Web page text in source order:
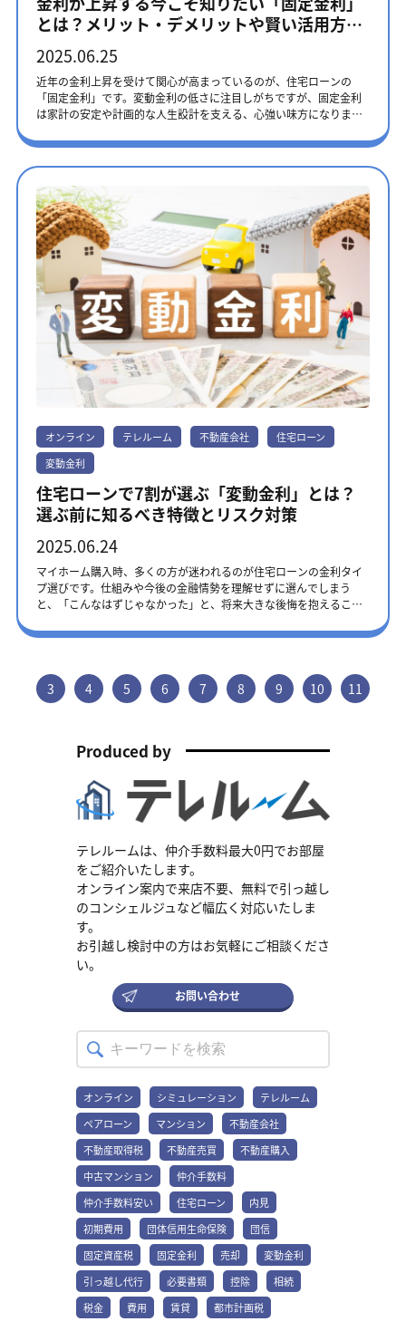
路や主要な道路を塞いでしまう可能性のある、旧耐震基準で建てら
れた一定規模以上の建物です。 リフォーム促進税制を利用するに
満たし、市区町村の窓口に所定の申請を行う必要があります。 参
考：リフォーム促進税制（所得税・固定資産税）について | 国土交
通省 まとめ 固定資産税は、土地や建物を所有する人が毎年納める税
金です。毎年1月1日時点の所有者に課税されます。通常5月頃に届い
た納税通知書に基づき、4期に分けて支払うことが一般的です。 固定
資産税の金額は「固定資産税評価額 × 税率（原則1.4%）」で算出
標準の特例や新築住宅にかかる減額措置などを利用すると、税金の
負担を軽減できます。 もし固定資産税の支払額が高く、不動産の売
却を考えているならば、高く売るためにも不動産のプロに相談しま
しょう。 不動産売却ならテレルームがおすすめ 不動産売却は、固定
資産税やその他の税金、法的な手続きなど、複雑な要素が絡みま
す。もし安心して不動産を売却したいと考えているなら、プロフェ
ッショナルであるテレルームにご相談ください。 テレルームは、不
動産売却に関する知識がない方に対しても、0からサポートします。
実績が豊富な担当者が、あなたの売却に最初から最後まで併走して
くれるため、不安なく手続きを進められるでしょう。 固定資産税を
はじめとした売却にかかる税金はもちろん、売却のタイミングや価
格設定、契約手続きなどもご相談可能です。 まずは話を聞いてみる
ローンの借り換え・売却など、冷静な判断が求められるため、精神
的なご負担が大きくなる可能性があります。 売却や賃貸には「二人
の合意」が絶対条件に 将来、転勤などで住まいを売却したり、賃貸
に出したりする際には、必ずお二人の合意が必要です。共有名義の
不動産は、どちらか一方の意思だけでは手続きできません。 「ペア
ローン」「収入合算」「連帯債務」の違いを比較 ご夫婦でローンを
組む方法は、ペアローンだけではありません。ご家庭の状況によっ
較して検討しましょう。 項目ペアローン収入合算（連帯保証型）収
入合算（連帯債務型）ローン契約数2本1本1本住宅ローン減税夫婦
る）団信加入夫婦それぞれ主債務者のみ主債務者のみ（金融機関に
よる）諸費用2本分1本分1本分特徴二人分の節税効果と保障が魅
力。ただし諸費用と将来のリスク管理が必要。手続きはシンプルだ
が、合算者の保障と節税メリットがない。保障面で不安が残る場合
も。フラット35で主流の方式。 テレルームでは、お客様の状況や価
値観を丁寧にお伺いし、最適な選択肢をご提案いたします。いつで
もお気軽にご相談ください。まずは話を聞いてみる 申し込みから契
約まで！ペアローンのステップと必要書類 ペアローンの審査の流れ
や必要書類を事前に把握し、スムーズに申し込みの準備を進めまし
ょう。審査は、ご夫婦それぞれが個別に受け、お二人とも審査に通
る必要があります。 事前審査からご契約まで ・ステップ1：購入し
たい物件が決まったら、まずは金融機関に事前審査（仮審査）を申
し込みます。年収や物件価格が、借入可能額の目安を判断するため
の基準です。・ステップ2：事前審査にお二人とも通過したら、不動
産会社と物件の売買契約を結びます。・ステップ3：売買契約書など
の正式な書類を揃えて、本審査に進みます。ここでも、それぞれ申
し込みが必要です。・ステップ4：本審査に通過すると、金融機関と
の契約です。ペアローンはローン契約が2本になるため、それぞれが
契約手続きを行います。・ステップ5：契約内容にもとづいて融資金
が支払われ、物件の購入代金を決済します。登記手続きが完了すれ
ば、いよいよマイホームの引き渡しです。 二人分必要！準備すべき
書類リスト 基本的には単独ローンと同じですが、以下の書類がそれ
ぞれ必要になります。・本人確認書類（運転免許証、パスポートな
ど）・収入証明書類（源泉徴収票、確定申告書など）・住民票、印
鑑証明書・物件に関する書類（売買契約書、重要事項説明書な
ど）・その他、金融機関指定の書類 ペアローンの活用で理想の住ま
択肢です。借入可能額の増加や節税効果、二重の保障など、単独ロ
ンスやキャリアプラン、将来のライフイベントを考慮し、慎重に比
較検討することが大切です。 ペアローンのご相談は、ぜひテレルー
いただきます。お二人が心から納得してマイホームの夢を叶えられ
るようサポートいたしますので、どのようなことでもお気軽にご相
談ください。まずは話を聞いてみる
しで特約が付くなど、競争力のある魅力的な商品を多く提供。少し
でもお得に、手厚い保障を付けたい方。地方銀行地域に根差した独
域でのつながりや、きめ細やかなサポートを求める方。 住宅購入は
団信のほかに、金利タイプも選ぶ必要があります。「変動金利」
「固定金利」の仕組みや特徴を知りたい方は、ぜひこちらの記事も
ご覧ください。▶住宅ローンで7割が選ぶ「変動金利」とは？ 選ぶ
「固定金利」とは？メリット・デメリットや賢い活用方法を解説！
なメリットがあります。 金利上乗せで支払いの手間が少ない 特約保
険料は住宅ローン金利に上乗せされる形で、毎月の返済額と一緒に
引き落とされます。別途保険料を支払う手間がなく、払い忘れの心
配もありません。 面倒な年末調整は一切不要 団信の保険料は生命保
険料控除の対象外です。一見デメリットのように感じますが、年末
調整や確定申告で保険料を申告をする手間がかかりません。 ローン
残高に応じた無駄のない保障額 保障額がローン残高と連動するた
め、常に無駄のない保障額が設定されます。保障を厚くしすぎて、
必要以上の保険料を支払うことがありません。 生命保険の見直しで
保険料を削減できる 団信があれば住宅費という大きな固定費の備え
が得られるため、他の保険を見直して月々の保険料を減らせます。
生命保険に加入している場合の「死亡保障額」は、保障が重複する
ため、特に見直したい項目です。テレルームでは、住宅購入の物件
選びから資金計画まで、不動産のプロがサポートいたします。お気
たい団信の4つの落とし穴 メリットの多い団信ですが、加入前に知
っておきたい注意点もあります。 健康状態による加入制限 団信は生
命保険の一種で、加入には健康状態の告知が必要です。持病や既往
歴によっては加入できないことや、通常より保険料の高い「引受条
件緩和型」の団信しか利用できない場合があります。 借り換えで保
障が消えるリスク 団信は、住宅ローンに紐づいた保険です。将来、
し、新しいローンで再び団信の加入審査を受ける必要があります。
そのときの健康状態によっては、新しい団信に加入できず、借り換
えができない場合もあります。 保障はローン完済と同時に終了 住宅
ローンを完済すると、団信の保障も同時に終了します。老後の死亡
保障などが必要であれば、団信とは別に自身での加入手続きが必要
です。 途中での解約・変更は原則不可 一度加入した団信は、原則と
慎重に選びましょう。 団信を活用した賢い保険設計のポイント 団信
を中心に賢く保険設計をし、ご家族の今と未来に、本当に必要な保
ましょう。高額になりがちな「死亡保障」は、必要最低限（葬儀費
用やお子様の教育費の不足分など）まで減額できる可能性がありま
す。その分、病気やケガに備える「医療保険」や、働けなくなった
ときの収入を補う「就業不能保険」「所得補償保険」を手厚くする
など、保障のバランスを見直せます。 ライフステージ別の活用戦略 •
新婚夫婦これから妊娠や出産を迎えると、一時的に収入が減ること
も考えられます。産休・育休中も安心して暮らせる保障内容を選
び、将来の家計の変化に備えましょう。• 子育て世代お子様の教育費
の負担が大きくなる時期は、「3大疾病保障付き団信」のように、保
障範囲の広いプランがおすすめです。万が一のことがあっても住宅
ローンが完済されるため、ご家族は今の家に住み続けながら、教育
費に資金を回せます。• 40代以降年齢とともに健康状態が変化し、新
しい団信への加入が難しくなる可能性があります。将来を見据え、
今のうちに保障内容を慎重に検討しておくことが大切です。テレル
ームでは、あなたに合った団信選びを不動産のプロがサポートいた
します。お悩みの方は、ぜひご相談ください。まずは話を聞いてみ
務違反」と判断され、万が一のときに保険金が支払われないことが
あります。ご自身の健康状態で少しでも気になることがあれば、自
己判断はせず、必ず正直かつ正確に伝えましょう。□ 保障の条件は
「診断されたら？」それとも「特定の状態が続いたら？」同じ病気
の保障でも、「医師の診断が確定した時点」で支払われるのか、
「入院や特定の症状が一定期間続いた後」で支払われるのかでは、
受け取れるタイミングや条件が大きく異なります。パンフレットや
契約のしおりをよく読み、保障が受けられるタイミングを確認して
おくことが大切です。□ 将来、借り換えや繰り上げ返済する可能性
は？ご自身のライフプランと照らし合わせて、以下の2点も考えてみ
ましょう。・将来、借り換えを考えているなら…借り換えの際は、
団信も再加入が必要です。そのときの健康状態によっては新しい団
信に加入できないリスクがあります。・将来、繰り上げ返済を考え
ているなら…手厚い保障は、毎月の返済額（金利）に上乗せされま
す。短期間で完済すると、保障期間が短いにもかかわらず高い保険
料を払うことになり、割高になる可能性があります。 安心の住宅購
入は適切な団信選びから！ 団体信用生命保険（団信）は、万が一の
リスクから大切なご家族と住まいを守るためのセーフティネットで
払い、スマートフォン決済アプリを利用した支払いに対応していま
す。ただし、クレジットカード払いは、別途手数料がかかるケース
がほとんどです。 不動産取得税の支払いを忘れてしまったときの対
処法 もし支払い期限を過ぎてしまったことに気づいたら、できるだ
け早く税事務所に連絡を入れましょう。支払い期限を過ぎても、改
めて納付書を送ってくれたり、支払い方法について相談に乗ってく
れたりする場合があります。支払い期限を過ぎてしまうと、延滞税
年7.3％、以降は年14.6％です。不動産取得税の支払いを放置する
入をサポート 不動産購入には、不動産取得税以外にもさまざまな税
金が関わってきます。もし複雑な制度や税制に不安を感じる場合
は、テレルームをご利用ください。テレルームは、物件探しから契
約、そして税金に関するアドバイスまで、専門知識を持つ担当者が
サポートしてくれるため、安心して不動産購入を進められます。専
門知識が必要な場面でも、テレルームの担当者が的確なアドバイス
を提供してくれるでしょう。不動産購入は一生に一度の大きな買い
物です。分からないことや不安なことがあれば、プロのサポートを
検討してみてください。 まずは話を聞いてみる 不動産取得税の軽減
措置 不動産取得税は、軽減措置を利用して税負担を軽減できます。
軽減措置を利用する要件は、新築住宅と中古住宅によって異なりま
新築住宅の不動産取得税の軽減措置は、建物と土地で要件と軽減額
が異なります。それぞれの要件と軽減額を見ていきましょう。 建物
ためには、以下の要件を満たす必要があります。 ・個人の居住用の
家屋である・床面積が50㎡以上240㎡以下である なお、戸建以外の
貸家住宅の場合、床面積の最低面積は40㎡です。 上記の要件を満た
す新築住宅は、建物の課税標準額から1,200万円、長期優良住宅は
1,300万円が控除されます。長期優良住宅とは、長期にわたり良好な
状態で使用するために、劣化対策やバリアフリーなどの措置が講じ
場合、新築住宅の種類によって土地の要件は異なります。<新築住宅
と土地を取得した場合の要件>2026年3月31日までに新築住宅を建て
た土地に軽減措置を利用したいときは、以下の要件を満たす必要が
あります。 ・不動産取得税の軽減を受ける新築住宅用の土地である
の取得者が敷地を取得する日前1年以内に住宅を新築したなお100区
場合にも軽減措置を利用できます。<未使用の新築住宅と土地を取得
した場合の要件>また新築の土地付建売住宅や新築分譲マンションな
未使用の新築住宅（新築後1年以内）と土地を同一の人が取得する
・不動産取得税の軽減措置を受ける未使用の新築住宅を、土地を取
得した日から1年以内に、または土地を取得する日前1年以内に土地
の取得者が取得する なお、新築の建物と土地を同時に取得した場合
も適用されます。新築の住宅が建てられた土地の税額計算時には、
あたりの価格×住宅の床面積の2倍×3% なお住宅の床面積は最大
200㎡と定められています。 不動産取得税の軽減措置が受けられる
中古住宅の要件と軽減額 中古住宅も新築住宅と同様に、建物と土地
で軽減措置の要件と軽減額が異なります。不動産取得税を納税する
前に、要件を満たしているか確認しましょう。 建物の要件と軽減額
要件は新築住宅と同様に、床面積が50㎡以上240㎡以下で、個人の
居住用であることです。中古住宅に限り、以下のうちいずれかの要
件も追加で満たさなければなりません。・1982年1月1日以降に新築
された住宅を取得した ・建築士等の証明書により、新耐震基準に適
合していることが証明されている住宅を取得した 証明書は、住宅の
取得日より前2年以内に調査を行ったものに限ります。中古住宅は、
る金額が変わります。東京都内にある建物の控除される金額は、以
下の通りです。 新築されたタイミング 控除額 1981年7月1日～1985
年4月1日～1997年3月31日 1,000万円 1997年4月1日以降 1,200万円
参考：不動産取得税 | 東京都主税局 土地の要件と軽減額 中古住宅の
土地の要件は、土地を取得した日から1年以内、または土地を取得す
る日前1年以内に、軽減措置を受ける中古住宅用の土地の取得者が取
得することです。土地の税額の計算において、新築住宅と同様にい
ずれか高い方を控除する軽減措置が適用されます。・45,000円 ・土
地1㎡あたりの価格×住宅の床面積の2倍×3%中古マンションの購入
を考えている方は、こちらの記事をご覧ください。 中古マンション
購入で失敗しない完全ガイド｜メリット・デメリットから賢い資金
計画、内見のポイントまで徹底解説 不動産取得税の軽減措置を利用
在する都道府県の税事務所にご自身で申告する必要があります。申
告するときの必要書類は、不動産の登記簿謄本や住民票、納税通知
書などです。期限が定められているケースが多く、納税通知書が届
いたら、速やかに手続きを進めましょう。もし手続きに不安がある
とは？メリット・デメリットや賢い活用方法
を解説！
2025.06.25
近年の金利上昇を受けて関心が高まっているのが、住宅ローンの
「固定金利」です。変動金利の低さに注目しがちですが、固定金利
は家計の安定や計画的な人生設計を支える、心強い味方になりま
めのポイントをご紹介します。金利タイプにお悩みの方は、ぜひ最
後までお読みください。 本記事に掲載の内容は、2025年6月時点の
融機関のホームページなどで最新情報をご確認ください。 なぜ今
「固定」が賢い選択なのか 住宅ローンで固定金利を選ぶ方の割合は
2割程度ですが、現在その価値が高まっています。日本は30年以上続
いた低金利の時代が終わりを迎え、金利が上昇傾向にあるためで
す。 出典：住宅金融支援機構｜住宅ローン利用者の実態調査結果 ＜
住宅ローン利用者調査（2024年10月調査）＞変動金利が、現在の低
金利の恩恵を受ける代わりに将来の金利変動リスクを負う「後払
い」の仕組みであるのに対し、固定金利は、将来の金利上昇という
不確実なリスクに備える「先払い」の仕組みです。「変動金利」の
仕組みや特徴を知りたい方は、ぜひこちらの記事もご覧ください。
▶住宅ローンで7割が選ぶ「変動金利」とは？ 選ぶ前に知るべき特
徴とリスク対策 固定金利の仕組み｜知っておきたい2つのタイプ 固
定金利は、その名のとおり金利が固定されるローンですが、実は大
きく分けて2つのタイプがあります。ご自身の計画に合わせて最適な
ものを選びましょう。 全期間固定金利 借入時から完済まで、金利と
返済額が変わらない、高い安心感が特徴です。金利が上昇しても影
響を受けないため、長期的な安心を求める方に向いています。代表
的な商品は、住宅金融支援機構が提供する「フラット35」です。 期
間選択型固定金利 「当初10年間は金利を固定」のように、一定期間
だけ金利を固定するタイプです。全期間固定よりも当初の金利が低
く設定されているのが魅力です。ただし、固定期間が終わると金利
が見直されるため、将来の金利上昇によって返済額が増える可能性
があります。「子どもが独立するまでの間だけ家計を安定させた
い」など、特定の期間だけリスクを抑えたい方に向いている選択肢
です。テレルームでは、住宅購入の物件選びから資金計画まで、不
動産のプロがサポートいたします。金利タイプにお悩みの方は、ぜ
定金利の4つのメリット 金利が変わらないことで、どのようなメリ
か」が明確に決まります。例えば、「10年後に子どもの大学の費用
で300万円必要」「15年後に車を買い替えたい」といった将来の大
ても、固定金利の返済額は変わりません。変動金利を利用している
と、金利上昇局面で「今後の返済は大丈夫だろうか」「いくら上が
るのだろう」といった不安が、ローン返済を終えるまで続きます。
固定金利の金利上昇に影響されない安心感は、数字には表れない大
は、金利動向を常にチェックし、場合によっては借り換えを検討す
る必要があるなど、ある程度の金融リテラシーが求められます。固
定金利は一度契約すれば完済まで手間がかからないため、経済ニュ
ースのチェックが苦手な方や、日々の情報収集に時間を割けない多
忙な方でも安心して利用できます。 ライフプランの変更にも対応し
性も考えられます。変動金利は、金利が上昇すると元金の減りが遅
くなるため、いざ売却しようとしたときに「ローン残高が想定より
方、固定金利は将来のローン残高が契約時に確定しているため、具
体的な売却計画や損益シミュレーションが容易です。将来の住み替
えやライフプランの変更も見据えた物件選びは、ぜひテレルームに
ご相談ください。まずは話を聞いてみる 安心と引き換え！固定金利
の3つのデメリット 固定金利の「安心」にはコストが伴います。メ
ットを正しく理解し、許容できるものか見極めることが大切です。
当初の金利が変動金利より高い 固定金利は、将来の金利上昇リスク
を金融機関が負うため、変動金利より金利が高く設定されていま
す。一般的に、固定金利は変動金利よりも0.5％〜1.0％程度高いこ
とが多く、この金利差が最初のハードルになります。将来の安心を
優先してこの差を受け入れるか、それとも目先の低金利を重視する
かが、判断のポイントです。 低金利が続くと総返済額は割高に 現在
のような歴史的な低金利が今後20年、30年と続いた場合、結果的に
変動金利よりも総返済額が数百万円多くなる可能性があります。し
かし、借入時点では、将来の金利がどうなるかは誰にもわかりませ
ん。固定金利は、「金利が上がらなかった場合に損をするリスク」
を受け入れる代わりに、「金利上昇による支払増加のリスク」を回
避できる選択です。 借入可能額が少なくなる可能性 固定金利は変動
金利と比べて金利が高く設定されているため、住宅ローン審査で
は、この高い金利をもとに返済能力が計算されます。その結果、同
オンライン テレルーム 不動産会社
住宅ローン
変動金利
住宅ローンで7割が選ぶ「変動金利」とは？
選ぶ前に知るべき特徴とリスク対策
2025.06.24
マイホーム購入時、多くの方が迷われるのが住宅ローンの金利タイ
プ選びです。仕組みや今後の金融情勢を理解せずに選んでしまう
と、「こんなはずじゃなかった」と、将来大きな後悔を抱えること
ルやメリット・デメリット、金利上昇のリスク対策を解説します。
可能性がありますので、金融機関のホームページなどで最新情報を
ご確認ください。 7割以上の方が選択する「変動金利」とは 変動金
機構の調査によると、7割以上の方が「変動金利」を選択していま
住宅ローン利用者調査（2024年10月調査）＞しかし、この数字だけ
を見て「みんなが選んでいるから安心」と判断するのは早計です。
変動金利の動き方 住宅ローン金利は、以下の流れで変動します。1.
準となる金利が上昇する3.住宅ローンの変動金利も上昇する 金利変
動でも返済額はすぐに変わらない 住宅ローンは、半年ごとに金利が
見直されますが、実は毎月の返済額はすぐに変わりません。これ
は、次にご紹介する変動金利特有のルールが関係しています。 なぜ
返済額が変わらない？変動金利の2つのルール 変動金利のリスクを
知るうえで欠かせないのが、「5年ルール」と「125％ルール」で
す。これらは借り手を守るための仕組みですが、誤解しないよう注
意が必要です。 金利が上がっても返済額が変わらない「5年ルー
保たれるルールです。家計がすぐに打撃を受けるのを防ぎ、対策を
考える余裕が生まれます。起こりうるリスク・金利が上がると、利
息が増加し元金の減りが鈍化・元金返済が想定より遅れ、6年目の見
直しで返済額が大幅に上昇 返済額の急増を防ぐセーフティネット
「125％ルール」 5年ごとの返済額見直しの際、新しい返済額の上昇
を和らげる役割があります。起こりうるリスク・金利の大幅上昇で
「未払利息」が発生・月々の返済額が利息分に満たず、返済期間が
終わってもローンが残る・残債は一括返済を求められる可能性も
「ルール適用外」のネット銀行、実はメリットも 近年、ネット銀行
を中心に「5年・125%ルール」を適用しない住宅ローンが増えてい
ます。この場合、金利変動がより早く（多くは毎月）返済額に反映
されます。一見リスクが高いように思えますが、「未払利息」が発
生しにくい仕組みです。どちらがご自身の返済計画に合うかお悩み
の方は、テレルームがサポートいたします。お気軽にお問い合わせ
ください。まずは話を聞いてみる 人気のワケは？変動金利の3つの
す。ここでは、主な3つのメリットをご紹介します。 返済開始時の負
担を抑えられる当初金利の低さ 2025年現在、変動金利は0.5%～、
全期間固定金利（フラット35など）は2%～と大きな差があります。
これにより生じる差額を教育費や資産形成に充てることで、生活に
3 4 5 6 7 8 9 10 11
Produced by
テレルームは、仲介手数料最大0円でお部屋
をご紹介いたします。
オンライン案内で来店不要、無料で引っ越し
のコンシェルジュなど幅広く対応いたしま
す。
お引越し検討中の方はお気軽にご相談くださ
い。
お問い合わせ
オンライン シミュレーション
テレルーム
ペアローン
マンション
不動産会社
不動産取得税
不動産売買
不動産購入
中古マンション
仲介手数料
仲介手数料安い
住宅ローン
内見
初期費用
団体信用生命保険
団信
固定資産税
固定金利 売却
変動金利
引っ越し代行
必要書類 控除
相続
税金
費用 賃貸 都市計画税